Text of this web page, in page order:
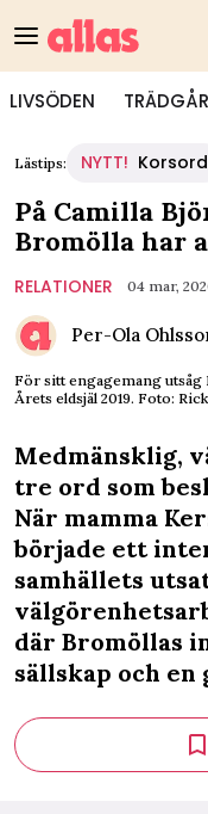
LIVSÖDEN
Lästips: NYTT! Korsord
På Camilla
Bromölla har
RELATIONER 04 mar,
Per-Ola
För sitt engagemang
Årets eldsjäl 2019. Foto:
Medmänsklig,
tre ord som
När mamma
började ett
samhällets
där Bromöllas
sällskap och